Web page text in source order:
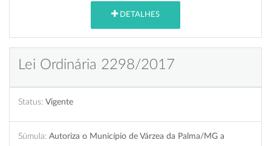
DETALHES
Lei Ordinária 2298/2017
Status: Vigente
Súmula: Autoriza o Município de Várzea da Palma/MG a